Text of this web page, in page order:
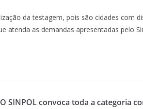
da testagem, pois são cidades com
atenda as demandas apresentadas pelo
O SINPOL convoca toda a categoria